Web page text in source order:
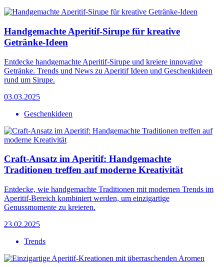
Handgemachte Aperitif-Sirupe für kreative
Getränke-Ideen
Entdecke handgemachte Aperitif-Sirupe und kreiere innovative
Getränke. Trends und News zu Aperitif Ideen und Geschenkideen
rund um Sirupe.
03.03.2025
Geschenkideen
Craft-Ansatz im Aperitif: Handgemachte
Traditionen treffen auf moderne Kreativität
Entdecke, wie handgemachte Traditionen mit modernen Trends im
Aperitif-Bereich kombiniert werden, um einzigartige
Genussmomente zu kreieren.
23.02.2025
Trends